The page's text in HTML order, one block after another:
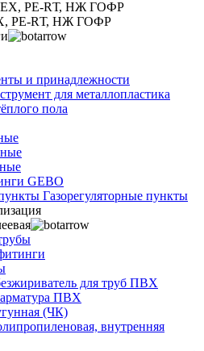
РЕ-RТ, НЖ ГОФР
и принадлежности
для металлопластика
пола
GEBO
Газорегуляторные пункты
для труб ПВХ
ПВХ
(ЧК)
внутренняя